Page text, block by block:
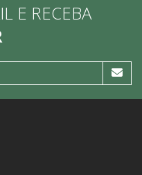
E RECEBA